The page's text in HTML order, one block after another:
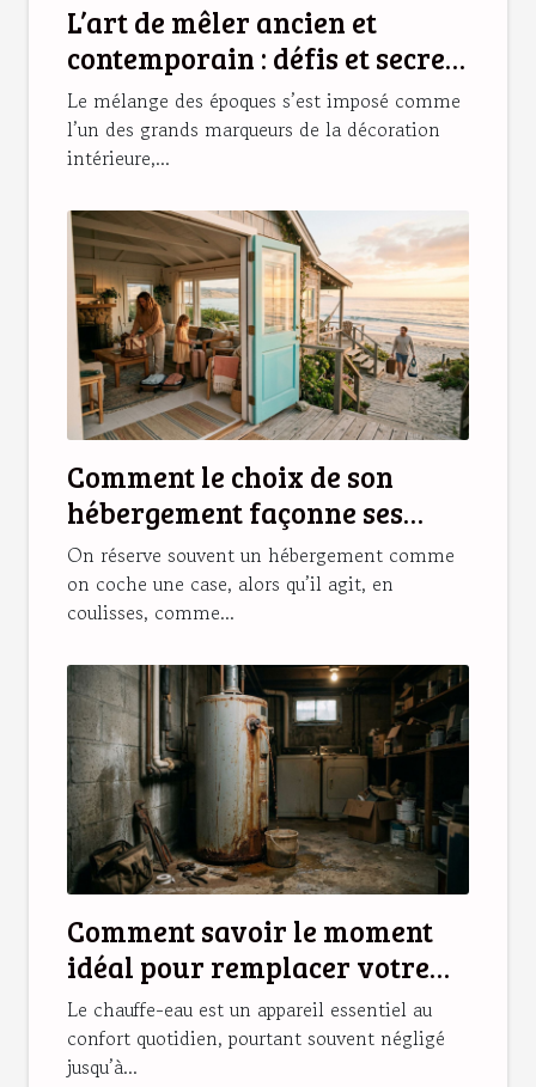
L’art de mêler ancien et
contemporain : défis et secrets
d’une déco réussie
Le mélange des époques s’est imposé comme
l’un des grands marqueurs de la décoration
intérieure,...
Comment le choix de son
hébergement façonne ses
souvenirs de vacances
On réserve souvent un hébergement comme
on coche une case, alors qu’il agit, en
coulisses, comme...
Comment savoir le moment
idéal pour remplacer votre
chauffe-eau ?
Le chauffe-eau est un appareil essentiel au
confort quotidien, pourtant souvent négligé
jusqu’à...